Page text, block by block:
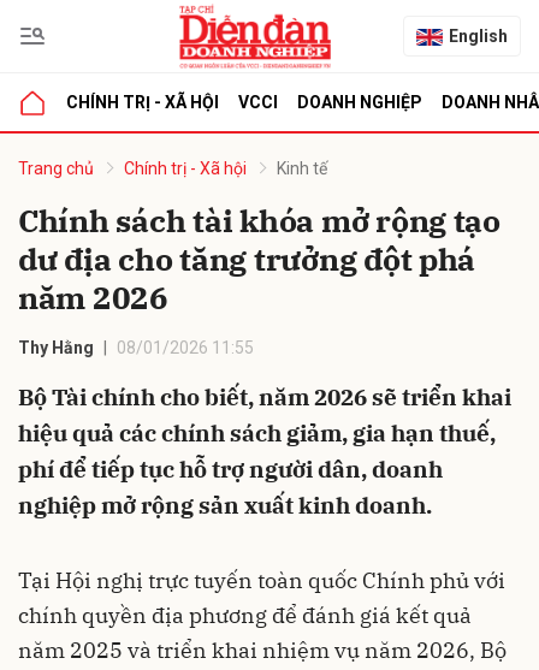
English
CHÍNH TRỊ - XÃ HỘI VCCI DOANH NGHIỆP DOANH
Trang chủ Chính trị - Xã hội Kinh tế
Chính sách tài khóa mở rộng tạo
dư địa cho tăng trưởng đột phá
năm 2026
Thy Hằng 08/01/2026 11:55
Bộ Tài chính cho biết, năm 2026 sẽ triển khai
hiệu quả các chính sách giảm, gia hạn thuế,
phí để tiếp tục hỗ trợ người dân, doanh
nghiệp mở rộng sản xuất kinh doanh.
Tại Hội nghị trực tuyến toàn quốc Chính phủ với
chính quyền địa phương để đánh giá kết quả
năm 2025 và triển khai nhiệm vụ năm 2026, Bộ
luận
Hủy